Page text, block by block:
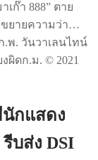
ก๊า 888” ตาย
ขยายความว่า…
.พ. วันวาเลนไทน์
ผิดก.ม. © 2021
นักแสดง
บส่ง DSI